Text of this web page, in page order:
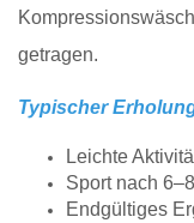
getragen.
Typischer
Leichte
Sport nach
Endgültiges